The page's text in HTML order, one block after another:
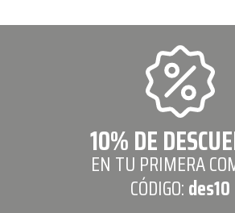
10% DE
EN TU PRIMERA
CÓDIGO:des10